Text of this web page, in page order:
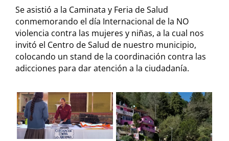
Se asistió a la Caminata y Feria de Salud
conmemorando el día Internacional de la NO
violencia contra las mujeres y niñas, a la cual nos
invitó el Centro de Salud de nuestro municipio,
colocando un stand de la coordinación contra las
adicciones para dar atención a la ciudadanía.